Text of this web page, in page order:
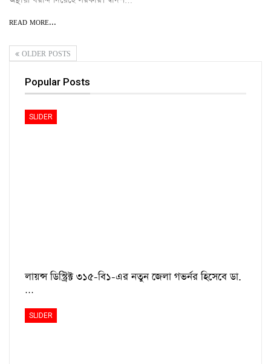
READ MORE...
OLDER POSTS
Popular Posts
SLIDER
লায়ন্স ডিস্ট্রিক্ট ৩১৫-বি১-এর নতুন জেলা গভর্নর হিসেবে ডা.
…
SLIDER